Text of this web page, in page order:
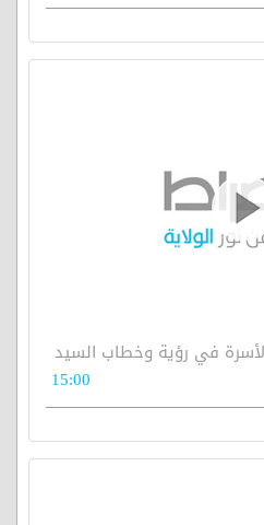
- قضايا الأسرة في رؤية وخطاب السيد
15:00